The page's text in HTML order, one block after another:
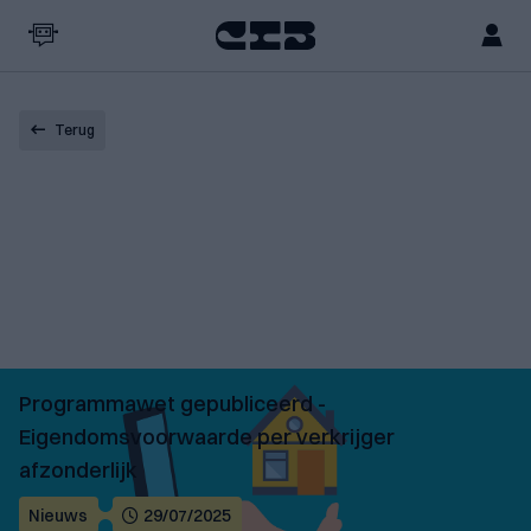
Terug
Programmawet gepubliceerd -
Eigendomsvoorwaarde per verkrijger
afzonderlijk
Nieuws 29/07/2025